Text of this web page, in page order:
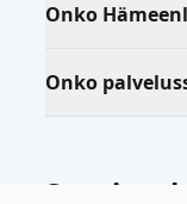
Onko
Onko
Suositut